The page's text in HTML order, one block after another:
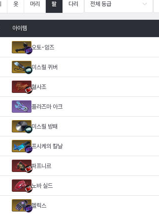
옷 머리 팔 다리 전체 등급
아이템
오토-암즈
미스릴 퀴버
혈사조
플라즈마 아크
미스릴 방패
프시케의 칼날
파프니르
노바 실드
헬릭스